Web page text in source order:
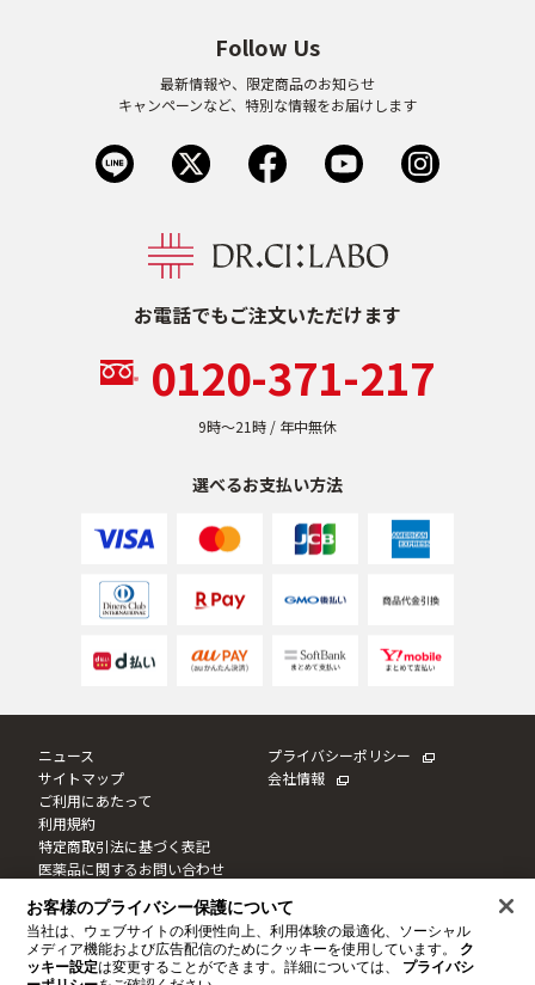
お電話でもご注文いただけます
0120-371-217
9時〜21時 / 年中無休
選べるお支払い方法
Follow Us
最新情報や、限定商品のお知らせ
キャンペーンなど、特別な情報をお届けします
ニュース
サイトマップ
ご利用にあたって
利用規約
特定商取引法に基づく表記
医薬品に関するお問い合わせ
プライバシーポリシー
会社情報
このサイトは日本国内に向けて制作しております。
このサイトならびにサイト内のコンテンツは、ドクターシーラボによって運営されています。
© JNTL Consumer Health K.K. 2020
お客様のプライバシー保護について
当社は、ウェブサイトの利便性向上、利用体験の最適化、ソーシャル
メディア機能および広告配信のためにクッキーを使用しています。
ク
ッキー設定は変更することができます。詳細については、
プライバシ